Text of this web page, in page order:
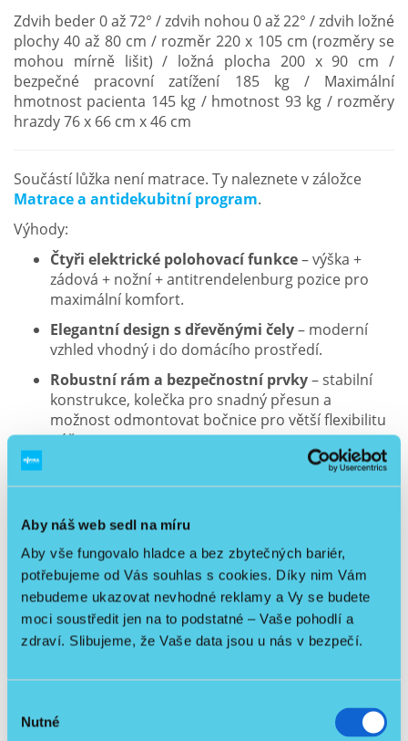
Aby náš web sedl na míru
Aby vše fungovalo hladce a bez zbytečných bariér,
potřebujeme od Vás souhlas s cookies. Díky nim Vám
nebudeme ukazovat nevhodné reklamy a Vy se budete
moci soustředit jen na to podstatné – Vaše pohodlí a
zdraví. Slibujeme, že Vaše data jsou u nás v bezpečí.
souhlasu
Nutné
Zdvih beder 0 až 72° / zdvih nohou 0 až 22° / zdvih ložné
plochy 40 až 80 cm / rozměr 220 x 105 cm (rozměry se
mohou mírně lišit) / ložná plocha 200 x 90 cm /
bezpečné pracovní zatížení 185 kg / Maximální
hmotnost pacienta 145 kg / hmotnost 93 kg / rozměry
hrazdy 76 x 66 cm x 46 cm
Součástí lůžka není matrace. Ty naleznete v záložce
Matrace a antidekubitní program.
Výhody:
Čtyři elektrické polohovací funkce– výška +
zádová + nožní + antitrendelenburg pozice pro
maximální komfort.
Elegantní design s dřevěnými čely– moderní
vzhled vhodný i do domácího prostředí.
Robustní rám a bezpečnostní prvky– stabilní
konstrukce, kolečka pro snadný přesun a
možnost odmontovat bočnice pro větší flexibilitu
péče.
Od adaptéru umístěném v zásuvce jde dále pouze
bezpečné dotykové napětí 24V
Doprava PPL zdarma
Video manuál k sestavení postele: